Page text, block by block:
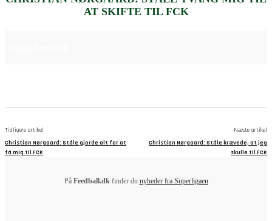
AT SKIFTE TIL FCK
Tidligere artikel
Christian Nørgaard: Ståle gjorde alt for at
få mig til FCK
Næste artikel
Christian Nørgaard: Ståle krævede, at jeg
skulle til FCK
På Feedball.dkfinder du nyheder fra Superligaen